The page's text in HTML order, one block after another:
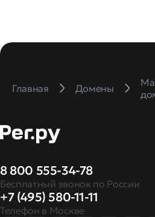
Главная Домены
8 800 555-34-78
Бесплатный звонок по России
+7 (495) 580-11-11
Телефон в Москве